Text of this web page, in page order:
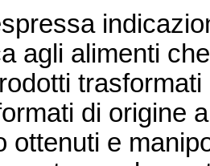
agli alimenti
di origine
ottenuti e